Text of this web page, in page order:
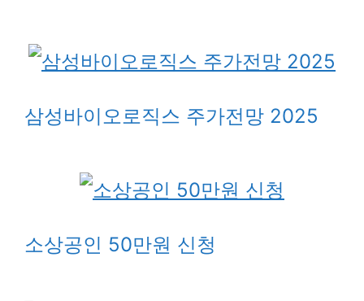
삼성바이오로직스 주가전망 2025
소상공인 50만원 신청